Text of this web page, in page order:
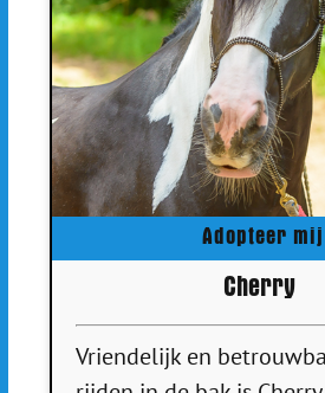
Adopteer mij
Cherry
Vriendelijk en